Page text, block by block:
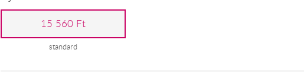
15 560 Ft
standard